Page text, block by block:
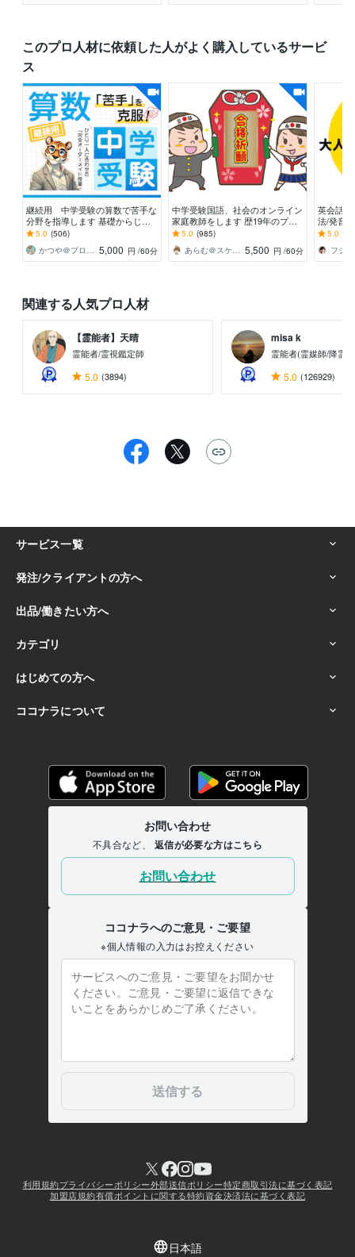
このプロ人材に依頼した人がよく購入しているサービ
ス
継続用 中学受験の算数で苦手な
分野を指導します 基礎からじっ
くり指導し、苦手分野の克服のお
手伝い【60分】
5.0 (506)
5,000 円 /60分
中学受験国語、社会のオンライン
家庭教師をします 歴19年のプロ
講師です！根っこの力を鍛えて実
力アップへ！
5.0 (985)
5,500 円 /60分
英会話
法/発音
応いたし
5.0
フジ
関連する人気プロ人材
【霊能者】天晴
霊能者/霊視鑑定師
5.0 (3894)
misa k
霊能者(霊媒師/降霊
5.0 (126929)